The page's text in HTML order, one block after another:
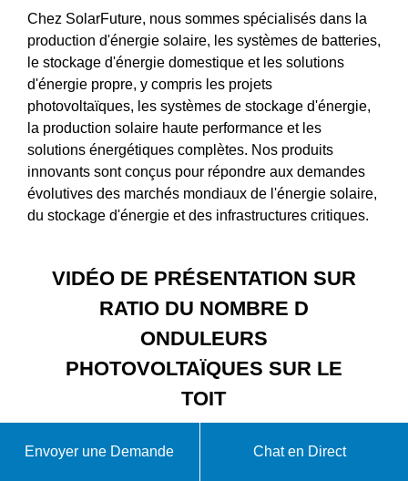
Chez SolarFuture, nous sommes spécialisés dans la
production d'énergie solaire, les systèmes de batteries,
le stockage d'énergie domestique et les solutions
d'énergie propre, y compris les projets
photovoltaïques, les systèmes de stockage d'énergie,
la production solaire haute performance et les
solutions énergétiques complètes. Nos produits
innovants sont conçus pour répondre aux demandes
évolutives des marchés mondiaux de l'énergie solaire,
du stockage d'énergie et des infrastructures critiques.
VIDÉO DE PRÉSENTATION SUR
RATIO DU NOMBRE D
ONDULEURS
PHOTOVOLTAÏQUES SUR LE
TOIT
Envoyer une Demande Chat en Direct